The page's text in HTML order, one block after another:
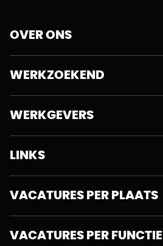
OVER ONS
WERKZOEKEND
WERKGEVERS
LINKS
VACATURES PER PLAATS
VACATURES PER FUNCTIE